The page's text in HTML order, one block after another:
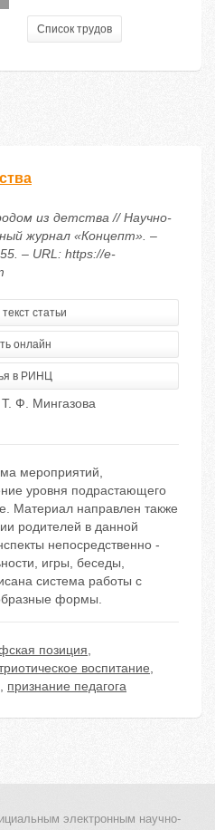
Список трудов
из детства // Научно-
журнал «Концепт». –
– URL: https://e-
статьи
онлайн
в РИНЦ
Т. Ф. Мингазова
мероприятий,
уровня подрастающего
Материал направлен также
родителей в данной
непосредственно -
игры, беседы,
система работы с
формы.
позиция,
воспитание,
, признание педагога
электронным научно-